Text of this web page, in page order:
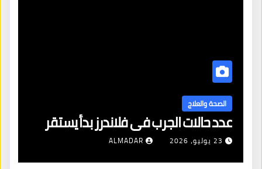
الصحة والعلاج
عدد حالات الجرب في فلاندرز بدأ يستقر
23 يوليو، 2026 ALMADAR